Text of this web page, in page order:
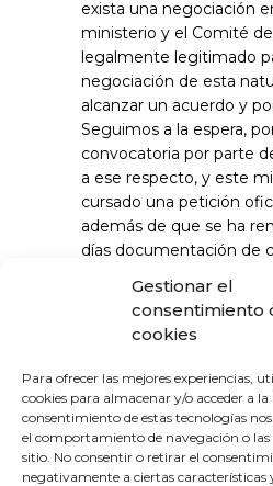
Gestionar el
consentimiento
cookies
Para ofrecer las mejores experiencias,
cookies para almacenar y/o acceder a
consentimiento de estas tecnologías
el comportamiento de navegación o las
sitio. No consentir o retirar el
negativamente a ciertas características
exista una negociación
ministerio y el Comité
legalmente legitimado
negociación de esta
alcanzar un acuerdo y
Seguimos a la espera,
convocatoria por parte
a ese respecto, y este
cursado una petición
además de que se ha
días documentación de
dispuesto a restablecer
Ministerio de Sanidad,
responsabilidad
ministerio conoce
reivindicaciones del
en numerosas
largo del último año. El
una vez más al